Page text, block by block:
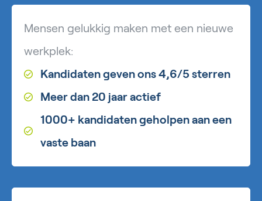
Mensen gelukkig maken met een nieuwe
werkplek:
Kandidaten geven ons 4,6/5 sterren
Meer dan 20 jaar actief
1000+ kandidaten geholpen aan een
vaste baan